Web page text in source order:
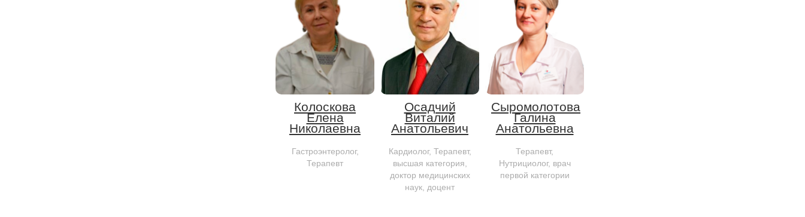
Колоскова
Елена
Николаевна
Гастроэнтеролог,
Терапевт
Осадчий
Виталий
Анатольевич
Кардиолог, Терапевт,
высшая категория,
доктор медицинских
наук, доцент
Сыромолотова
Галина
Анатольевна
Терапевт,
Нутрициолог, врач
первой категории